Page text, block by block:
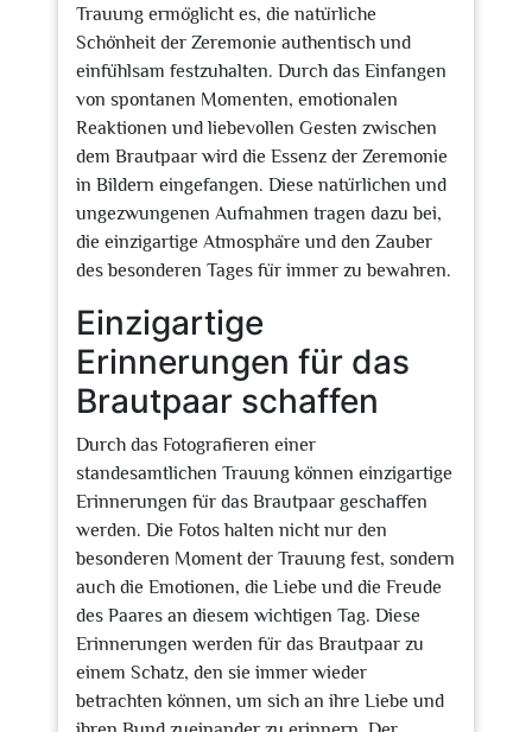
Trauung ermöglicht es, die natürliche
Schönheit der Zeremonie authentisch und
einfühlsam festzuhalten. Durch das Einfangen
von spontanen Momenten, emotionalen
Reaktionen und liebevollen Gesten zwischen
dem Brautpaar wird die Essenz der Zeremonie
in Bildern eingefangen. Diese natürlichen und
ungezwungenen Aufnahmen tragen dazu bei,
die einzigartige Atmosphäre und den Zauber
des besonderen Tages für immer zu bewahren.
Einzigartige
Erinnerungen für das
Brautpaar schaffen
Durch das Fotografieren einer
standesamtlichen Trauung können einzigartige
Erinnerungen für das Brautpaar geschaffen
werden. Die Fotos halten nicht nur den
besonderen Moment der Trauung fest, sondern
auch die Emotionen, die Liebe und die Freude
des Paares an diesem wichtigen Tag. Diese
Erinnerungen werden für das Brautpaar zu
einem Schatz, den sie immer wieder
betrachten können, um sich an ihre Liebe und